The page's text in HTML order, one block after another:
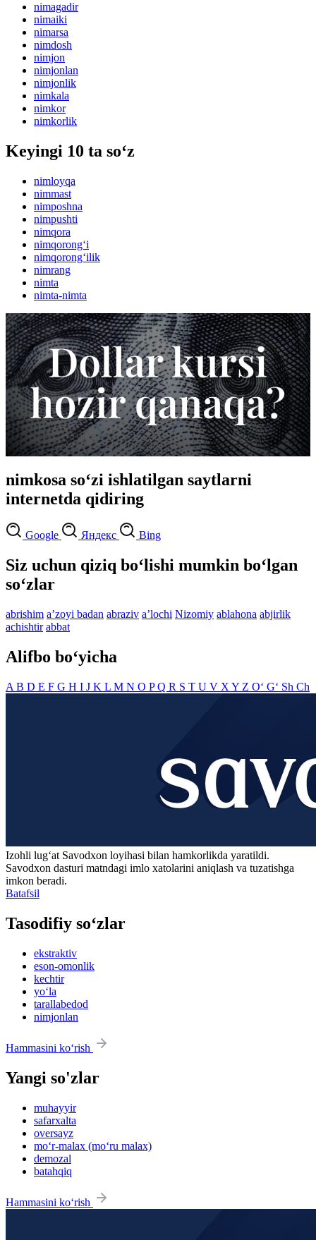
nimagadir
nimaiki
nimarsa
nimdosh
nimjon
nimjonlan
nimjonlik
nimkala
nimkor
nimkorlik
Keyingi 10 ta so‘z
nimloyqa
nimmast
nimposhna
nimpushti
nimqora
nimqorong‘i
nimqorong‘ilik
nimrang
nimta
nimta-nimta
nimkosa so‘zi ishlatilgan saytlarni
internetda qidiring
Google Яндекс Bing
Siz uchun qiziq bo‘lishi mumkin bo‘lgan
so‘zlar
abrishim aʼzoyi badan abraziv aʼlochi Nizomiy ablahona abjirlik
achishtir abbat
Alifbo bo‘yicha
A B D E F G H I J K L M N O PQ R S T U V X Y Z O‘ G‘ Sh Ch
Izohli lugʻat Savodxon loyihasi bilan hamkorlikda yaratildi.
Savodxon dasturi matndagi imlo xatolarini aniqlash va tuzatishga
imkon beradi.
Batafsil
Tasodifiy so‘zlar
ekstraktiv
eson-omonlik
kechtir
yo‘la
tarallabedod
nimjonlan
Hammasini ko‘rish
Yangi so'zlar
muhayyir
safarxalta
oversayz
mo‘r-malax (mo‘ru malax)
demozal
batahqiq
Hammasini ko‘rish